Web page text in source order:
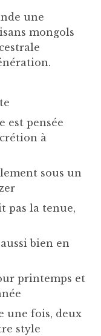
une
mongols
est pensée
à
sous un
pas la tenue,
bien en
printemps et
une fois, deux
style